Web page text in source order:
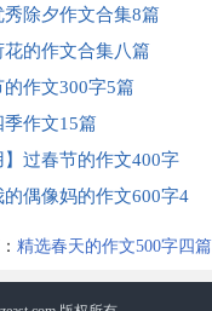
秀除夕作文合集8篇
花的作文合集八篇
的作文300字5篇
季作文15篇
】过春节的作文400字
的偶像妈的作文600字4
精选春天的作文500字四篇